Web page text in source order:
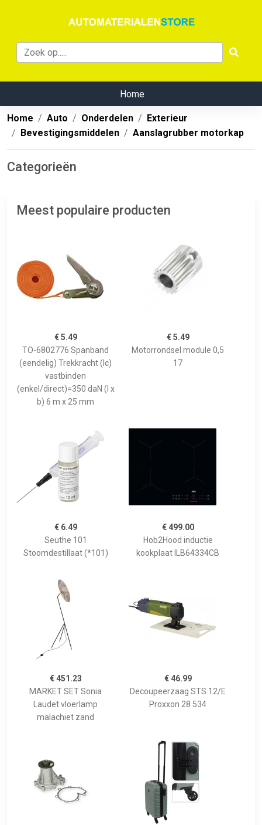
Home
Home Auto Onderdelen
Exterieur
Bevestigingsmiddelen
Aanslagrubber motorkap
Categorieën
Meest populaire producten
€ 5.49
TO-6802776 Spanband
(eendelig) Trekkracht (lc)
vastbinden
(enkel/direct)=350 daN (l x
b) 6 m x 25 mm
€ 5.49
Motorrondsel module 0,5
17
€ 6.49
Seuthe 101
Stoomdestillaat (*101)
€ 499.00
Hob2Hood inductie
kookplaat ILB64334CB
€ 451.23
MARKET SET Sonia
Laudet vloerlamp
malachiet zand
€ 46.99
Decoupeerzaag STS 12/E
Proxxon 28 534